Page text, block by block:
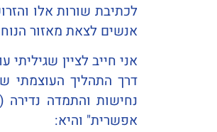
לכתיבת שורות אלו
אנשים לצאת מאזור
אני חייב לציין
דרך התהליך העוצמתי
נחישות והתמדה
אפשרית" והיא: